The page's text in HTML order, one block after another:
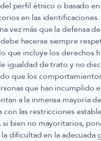
perfil étnico o basado
en las
vez más que la defensa
hacerse siempre
que incluye los derechos
igualdad de trato y no
que los
que han incumplido
a la inmensa mayoría
con las restricciones
si bien no mayoritarios,
dificultad en la adecuada